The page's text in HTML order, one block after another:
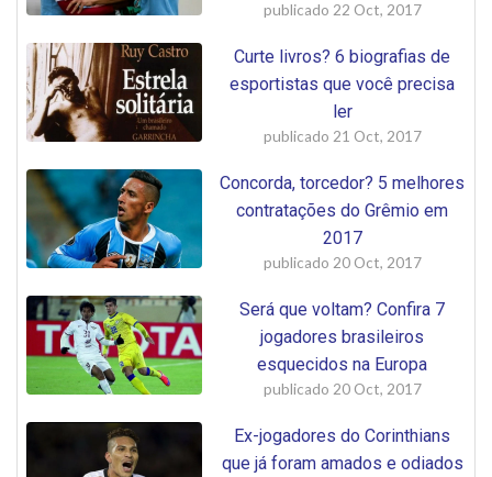
publicado 22 Oct, 2017
Curte livros? 6 biografias de
esportistas que você precisa
ler
publicado 21 Oct, 2017
Concorda, torcedor? 5 melhores
contratações do Grêmio em
2017
publicado 20 Oct, 2017
Será que voltam? Confira 7
jogadores brasileiros
esquecidos na Europa
publicado 20 Oct, 2017
Ex-jogadores do Corinthians
que já foram amados e odiados